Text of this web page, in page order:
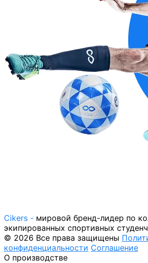
Cikers - мировой бренд-лидер по
экипированных спортивных
© 2026 Все права защищены
конфиденциальности Соглашение
О производстве